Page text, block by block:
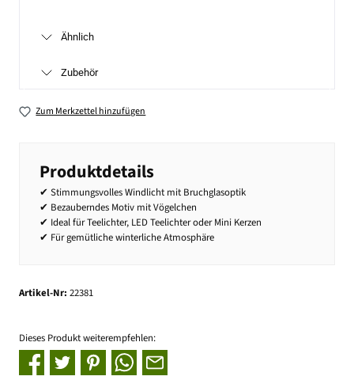
Ähnlich
Zubehör
Zum Merkzettel hinzufügen
Produktdetails
✔ Stimmungsvolles Windlicht mit Bruchglasoptik
✔ Bezauberndes Motiv mit Vögelchen
✔ Ideal für Teelichter, LED Teelichter oder Mini Kerzen
✔ Für gemütliche winterliche Atmosphäre
Artikel-Nr: 22381
Dieses Produkt weiterempfehlen: